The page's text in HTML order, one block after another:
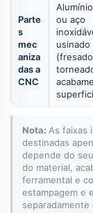
Parte
s
mec
aniza
das a
CNC
ou aço
usinado
Nota: As faixas
destinadas
depende do
do material,
ferramental e
estampagem e